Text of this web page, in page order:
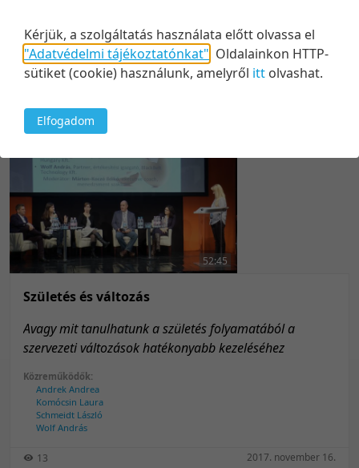
Kezdés/felvétel dátuma szerint
Feltöltés dátuma szerint
Feltöltés dátuma szerint
Utolsó módosítás szerint
1 tétel
10 tétel/oldal
20 tétel/oldal
50 tétel/oldal
100 tétel/oldal
52:45
Születés és változás
Avagy mit tanulhatunk a születés folyamatából a
szervezeti változások hatékonyabb kezeléséhez
Közreműködők:
Andrek Andrea
Komócsin Laura
Schmeidt László
Wolf András
13 2017. november 16.
Kérjük, a szolgáltatás használata előtt olvassa el
"Adatvédelmi tájékoztatónkat" Oldalainkon HTTP-
sütiket (cookie) használunk, amelyről itt olvashat.
Elfogadom